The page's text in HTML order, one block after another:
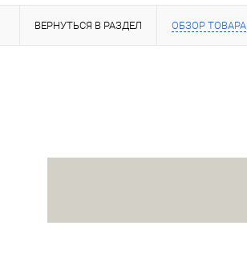
ВЕРНУТЬСЯ В РАЗДЕЛ ОБЗОР ТОВАРА